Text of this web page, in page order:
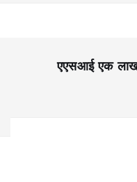
एएसआई एक लाख